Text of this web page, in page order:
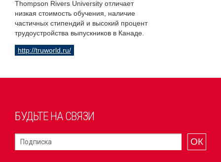
Thompson Rivers University отличает
низкая стоимость обучения, наличие
частичных стипендий и высокий процент
трудоустройства выпускников в Канаде.
http://truworld.ru/
БУДЬТЕ НА СВЯЗИ
ОК